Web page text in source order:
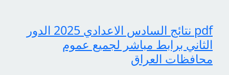
pdf نتائج السادس الاعدادي 2025 الدور
الثاني برابط مباشر لجميع عموم
محافظات العراق